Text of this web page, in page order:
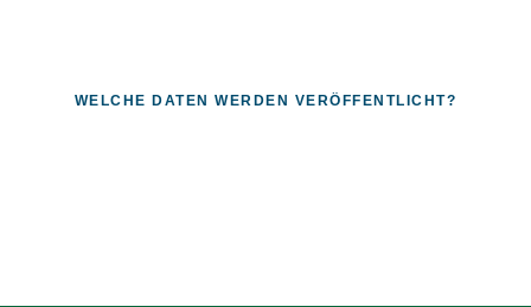
WELCHE DATEN WERDEN VERÖFFENTLICHT?